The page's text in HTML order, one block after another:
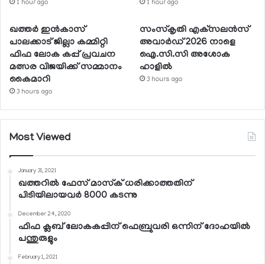
1 hour ago 1 hour ago
ഖത്തര്‍ ഇന്‍കാസ്
പാലക്കാട് ജില്ലാ കമ്മിറ്റി
ഫിഫ ലോക കപ്പ് പ്രവചന
മത്സര വിജയിക്ക് സമ്മാനം
കൈമാറി
3 hours ago
സംസ്‌കൃതി എക്‌സലന്‍സ്
അവാര്‍ഡ് 2026 നാളെ
ഐ.സി.സി അശോക
ഹാളില്‍
3 hours ago
Most Viewed
January 31, 2021
ഖത്തറില്‍ ഫേസ് മാസ്‌ക് ധരിക്കാത്തതിന്
പിടിയിലായവര്‍ 8000 കടന്നു
December 24, 2020
ഫിഫ ക്ലബ് ലോകകപ്പിന് ഫെബ്രുവരി ഒന്നിന് ദോഹയില്‍
പന്തുരുളും
February 1, 2021